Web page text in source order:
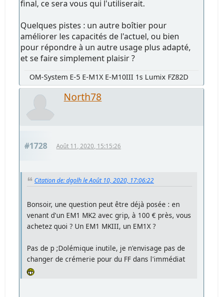
final, ce sera vous qui l'utiliserait.
Quelques pistes : un autre boîtier pour
améliorer les capacités de l'actuel, ou bien
pour répondre à un autre usage plus adapté,
et se faire simplement plaisir ?
OM-System E-5 E-M1X E-M10III 1s Lumix FZ82D
North78
#1728 Août 11, 2020, 15:15:26
Citation de: dgolh le Août 10, 2020, 17:06:22
Bonsoir, une question peut être déjà posée : en
venant d'un EM1 MK2 avec grip, à 100 € près, vous
achetez quoi ? Un EM1 MKIII, un EM1X ?
Pas de p ;Dolémique inutile, je n'envisage pas de
changer de crémerie pour du FF dans l'immédiat